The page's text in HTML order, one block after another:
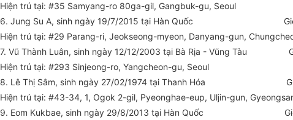
Hiện trú tại: #35 Samyang-ro 80ga-gil, Gangbuk-gu, Seoul
6. Jung Su A, sinh ngày 19/7/2015 tại Hàn Quốc Giới
Hiện trú tại: #29 Parang-ri, Jeokseong-myeon, Danyang-gun,
7. Vũ Thành Luân, sinh ngày 12/12/2003 tại Bà Rịa - Vũng Tàu
Hiện trú tại: #293 Sinjeong-ro, Yangcheon-gu, Seoul
8. Lê Thị Sâm, sinh ngày 27/02/1974 tại Thanh Hóa
Hiện trú tại: #43-34, 1, Ogok 2-gil, Pyeonghae-eup, Uljin-gun,
9. Eom Kukbae, sinh ngày 29/8/2013 tại Hàn Quốc Giới